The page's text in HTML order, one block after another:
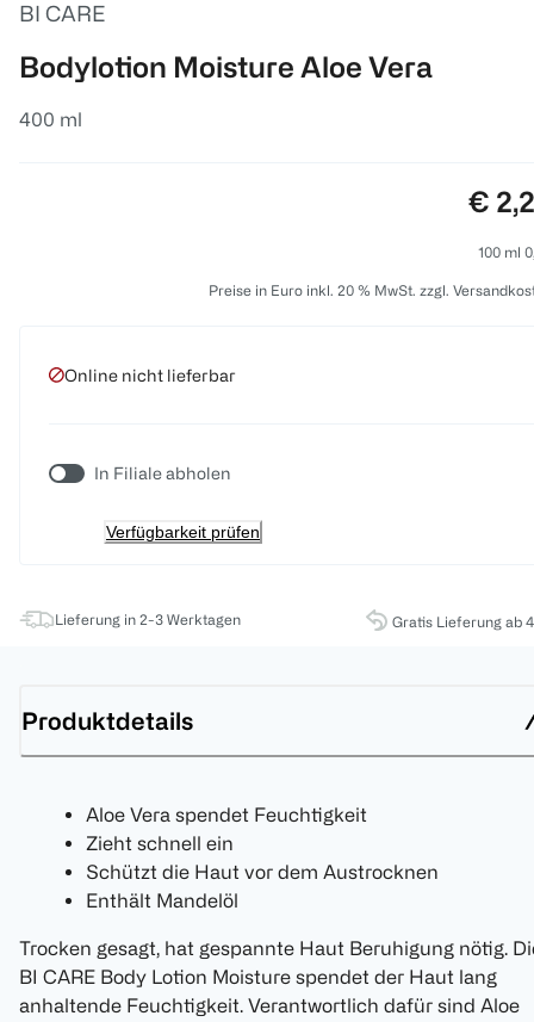
BI CARE
Bodylotion Moisture Aloe Vera
400 ml
€
100 ml
Preise in Euro inkl. 20 % MwSt. zzgl.
Online nicht lieferbar
In Filiale abholen
Verfügbarkeit prüfen
Lieferung in 2-3 Werktagen Gratis Lieferung ab
Produktdetails
Aloe Vera spendet Feuchtigkeit
Zieht schnell ein
Schützt die Haut vor dem Austrocknen
Enthält Mandelöl
Trocken gesagt, hat gespannte Haut Beruhigung nötig.
BI CARE Body Lotion Moisture spendet der Haut lang
anhaltende Feuchtigkeit. Verantwortlich dafür sind Aloe